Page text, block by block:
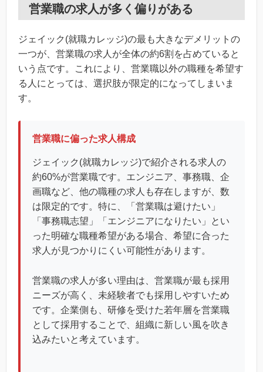
営業職の求人が多く偏りがある
ジェイック(就職カレッジ)の最も大きなデメリットの
一つが、営業職の求人が全体の約6割を占めていると
いう点です。これにより、営業職以外の職種を希望す
る人にとっては、選択肢が限定的になってしまいま
す。
営業職に偏った求人構成
ジェイック(就職カレッジ)で紹介される求人の
約60%が営業職です。エンジニア、事務職、企
画職など、他の職種の求人も存在しますが、数
は限定的です。特に、「営業職は避けたい」
「事務職志望」「エンジニアになりたい」とい
った明確な職種希望がある場合、希望に合った
求人が見つかりにくい可能性があります。
営業職の求人が多い理由は、営業職が最も採用
ニーズが高く、未経験者でも採用しやすいため
です。企業側も、研修を受けた若年層を営業職
として採用することで、組織に新しい風を吹き
込みたいと考えています。